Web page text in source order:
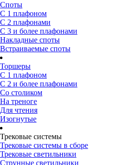
Споты
С 1 плафоном
С 2 плафонами
С 3 и более плафонами
Накладные споты
Встраиваемые споты
Торшеры
С 1 плафоном
С 2 и более плафонами
Со столиком
На треноге
Для чтения
Изогнутые
Трековые системы
Трековые системы в сборе
Трековые светильники
Струнные светильники